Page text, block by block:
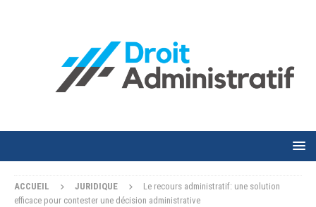
ACCUEIL JURIDIQUE
Le recours administratif: une solution
efficace pour contester une décision administrative